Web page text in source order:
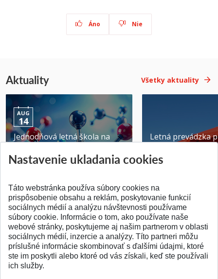
Áno Nie
Aktuality Všetky aktuality
AUG
14
Jednodňová letná škola na
Pridané 28.07.2026
Letná prevádzka
Pridané 23.06.2026
SPÄŤ NA VRCH
Nastavenie ukladania cookies
Táto webstránka používa súbory cookies na
prispôsobenie obsahu a reklám, poskytovanie funkcií
sociálnych médií a analýzu návštevnosti používame
súbory cookie. Informácie o tom, ako používate naše
webové stránky, poskytujeme aj našim partnerom v oblasti
sociálnych médií, inzercie a analýzy. Títo partneri môžu
príslušné informácie skombinovať s ďalšími údajmi, ktoré
ste im poskytli alebo ktoré od vás získali, keď ste používali
ich služby.